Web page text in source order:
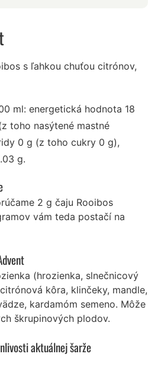
s ľahkou chuťou citrónov,
ml: energetická hodnota 18
toho nasýtené mastné
0 g (z toho cukry 0 g),
g.
2 g čaju Rooibos
vám teda postačí na
(hrozienka, slnečnicový
kôra, klinčeky, mandle,
kardamóm semeno. Môže
škrupinových plodov.
aktuálnej šarže